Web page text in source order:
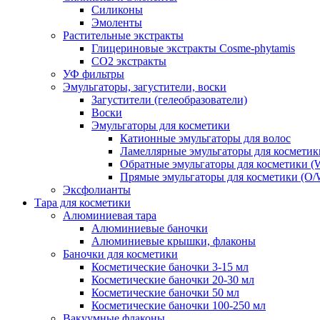
Силиконы
Эмоленты
Растительные экстракты
Глицериновые экстракты Cosme-phytamis
СО2 экстракты
УФ фильтры
Эмульгаторы, загустители, воски
Загустители (гелеобразователи)
Воски
Эмульгаторы для косметики
Катионные эмульгаторы для волос
Ламеллярные эмульгаторы для
Обратные эмульгаторы для косметики
Прямые эмульгаторы для косметики (O/
Эксфолианты
Тара для косметики
Алюминиевая тара
Алюминиевые баночки
Алюминиевые крышки, флаконы
Баночки для косметики
Косметические баночки 3-15 мл
Косметические баночки 20-30 мл
Косметические баночки 50 мл
Косметические баночки 100-250 мл